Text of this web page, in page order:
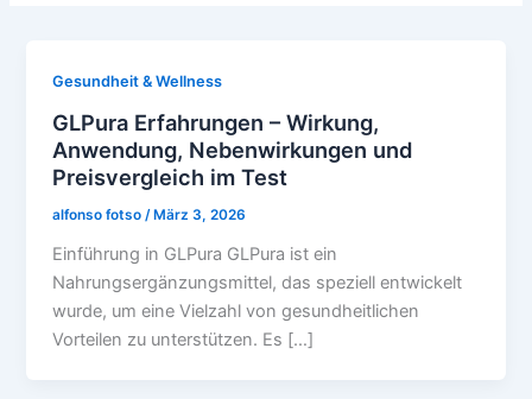
Gesundheit & Wellness
GLPura Erfahrungen – Wirkung,
Anwendung, Nebenwirkungen und
Preisvergleich im Test
alfonso fotso/ März 3, 2026
Einführung in GLPura GLPura ist ein
Nahrungsergänzungsmittel, das speziell entwickelt
wurde, um eine Vielzahl von gesundheitlichen
Vorteilen zu unterstützen. Es […]